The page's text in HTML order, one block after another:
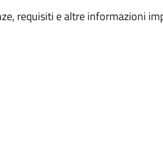
requisiti e altre informazioni